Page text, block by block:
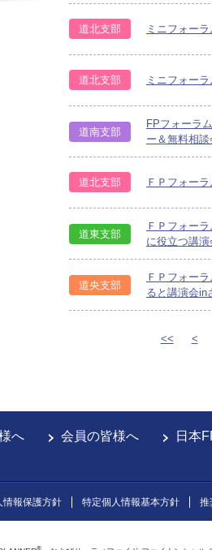
道北支部 ミニフォーラ
道北支部 ミニフォー
道南支部
FPフォーラ
ー＆無料相談
道北支部 ＦＰフォーラ
道東支部
ＦＰフォー
に役立つ講演
道央支部
ＦＰフォー
ると講演会in
<< <
へ 会員の皆様へ 日本
情報保護方針 特定個人情報基本方針 推
®